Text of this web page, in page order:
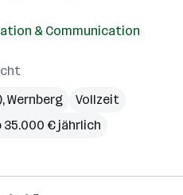
& Communication
,Wernberg
Vollzeit
35.000 € jährlich